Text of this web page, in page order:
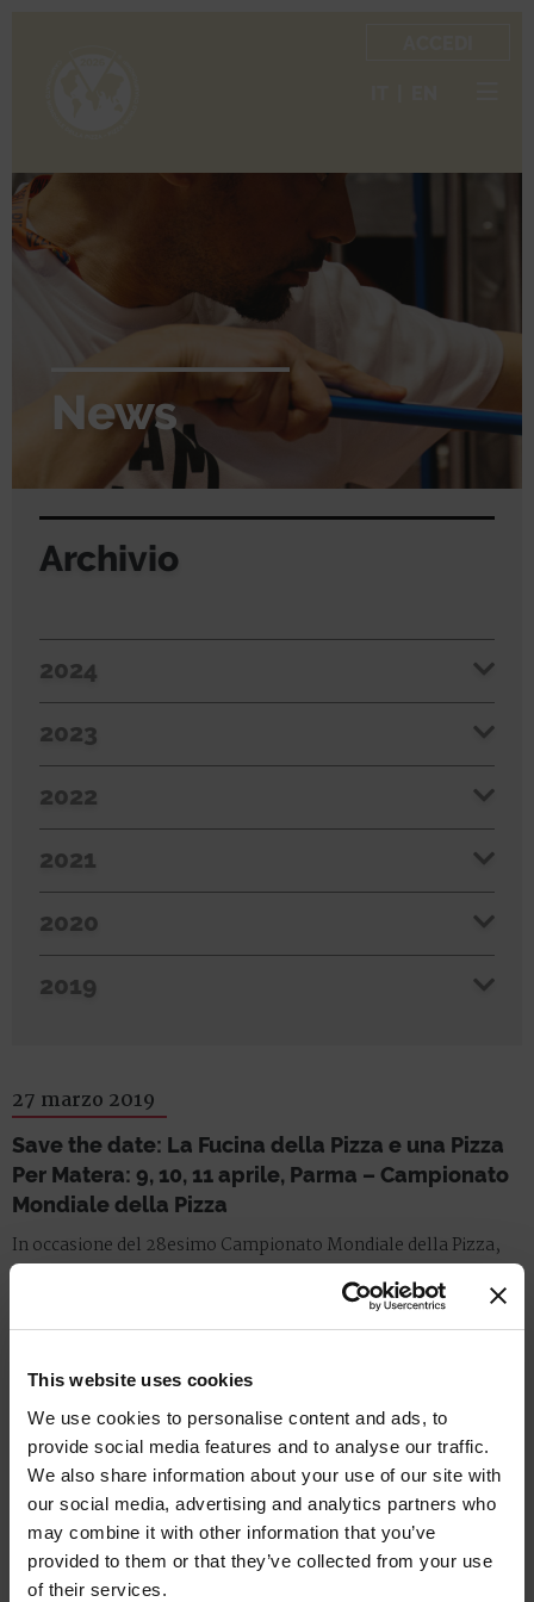
This website uses cookies
We use cookies to personalise content and ads, to
provide social media features and to analyse our traffic.
We also share information about your use of our site with
our social media, advertising and analytics partners who
may combine it with other information that you’ve
provided to them or that they’ve collected from your use
of their services.
News
27 marzo 2019
Save the date: La Fucina della Pizza e una Pizza
Per Matera: 9, 10, 11 aprile, Parma – Campionato
Mondiale della Pizza
In occasione del 28esimo Campionato Mondiale della Pizza,
dal 9 al 11 aprile si terranno in contemporanea alle gare di
pizza, attività e iniziative collaterali dedicate agli
approfondimenti e alla valorizzazione delle eccellenze agro –
18 marzo 2019
Campionato Mondiale della Pizza 2019: la
tradizione, la crescita e la sfida
Archivio
2024
2023
2022
2021
2020
2019